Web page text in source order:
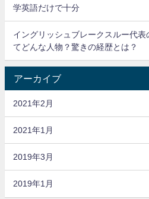
学英語だけで十分
イングリッシュブレークスルー代
てどんな人物？驚きの経歴とは？
アーカイブ
2021年2月
2021年1月
2019年3月
2019年1月